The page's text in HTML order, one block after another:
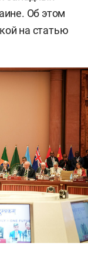
Об этом
на статью